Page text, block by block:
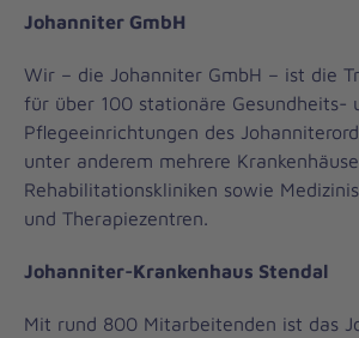
Johanniter GmbH
Wir – die Johanniter GmbH – ist die
für über 100 stationäre Gesundheits-
Pflegeeinrichtungen des
unter anderem mehrere
Rehabilitationskliniken sowie
und Therapiezentren.
Johanniter-Krankenhaus Stendal
Mit rund 800 Mitarbeitenden ist das